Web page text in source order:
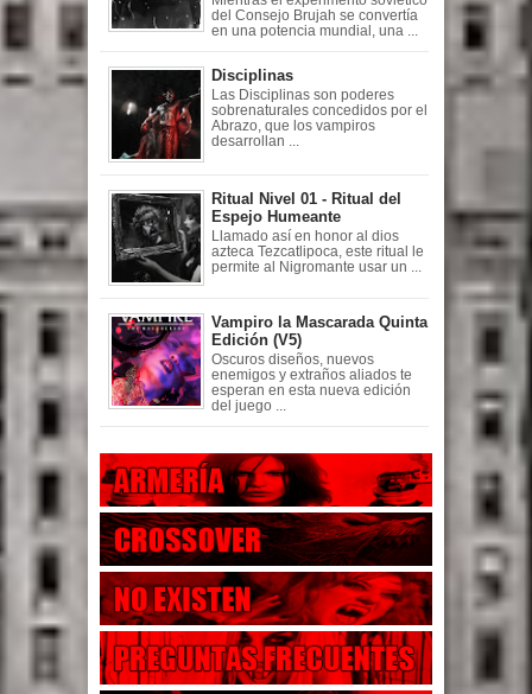
del Consejo Brujah se convertía
en una potencia mundial, una ...
Disciplinas
Las Disciplinas son poderes
sobrenaturales concedidos por el
Abrazo, que los vampiros
desarrollan ...
Ritual Nivel 01 - Ritual del
Espejo Humeante
Llamado así en honor al dios
azteca Tezcatlipoca, este ritual le
permite al Nigromante usar un ...
Vampiro la Mascarada Quinta
Edición (V5)
Oscuros diseños, nuevos
enemigos y extraños aliados te
esperan en esta nueva edición
del juego ...